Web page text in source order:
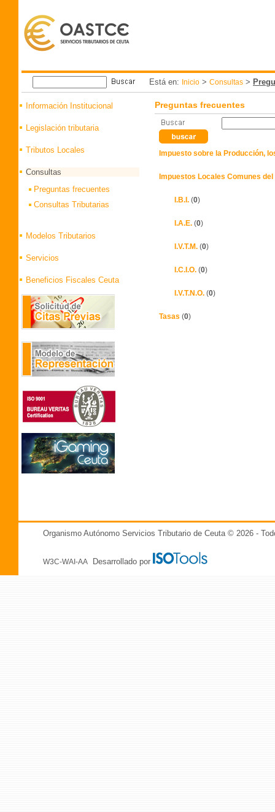
Está en: Inicio > Consultas >
Información Institucional
Legislación tributaria
Tributos Locales
Consultas
Preguntas frecuentes
Consultas Tributarias
Modelos Tributarios
Servicios
Beneficios Fiscales Ceuta
Preguntas frecuentes
Impuesto sobre la Producción,
Impuestos Locales Comunes del
I.B.I. (0)
I.A.E. (0)
I.V.T.M. (0)
I.C.I.O. (0)
I.V.T.N.O. (0)
Tasas (0)
Organismo Autónomo Servicios Tributario de Ceuta © 2026 -
W3C-WAI-AA Desarrollado por